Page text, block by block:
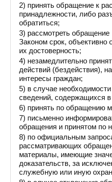
2) принять обращение к
принадлежности, либо
обратиться;
3) рассмотреть
Законом срок,
их достоверность;
4) незамедлительно
действий (бездействия),
интересы граждан;
5) в случае
сведений, содержащихся
6) принять по обращению
7) письменно
обращения и принятом по
8) по официальным
рассматривающих
материалы, имеющие
доказательств, за
служебную или иную